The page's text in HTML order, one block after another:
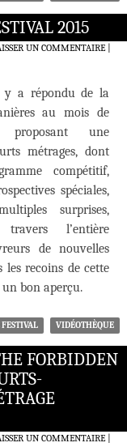
2015
UN COMMENTAIRE|
y a répondu de la
au mois de
proposant une
métrages, dont
compétitif,
spéciales,
surprises,
l’entière
de nouvelles
les recoins de cette
bon aperçu.
VIDÉOTHÈQUE
FORBIDDEN
UN COMMENTAIRE|